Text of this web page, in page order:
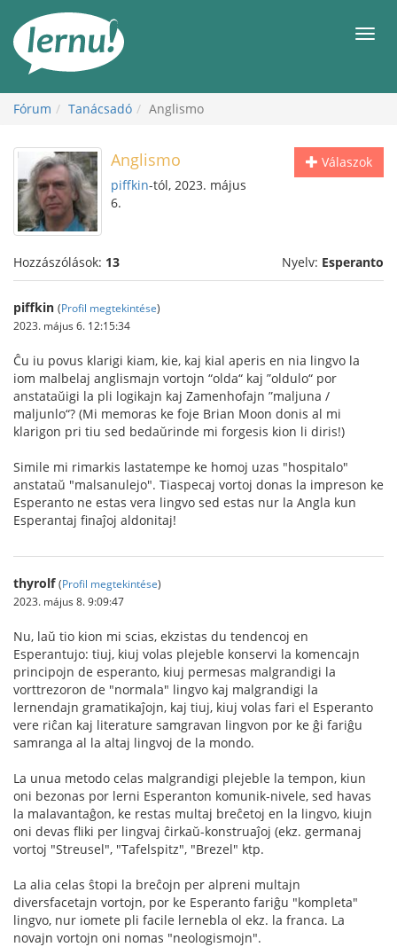
Fórum Tanácsadó Anglismo
Válaszok
Anglismo
piffkin-tól, 2023. május
6.
Hozzászólások: 13 Nyelv: Esperanto
piffkin (Profil megtekintése)
2023. május 6. 12:15:34
Ĉu iu povus klarigi kiam, kie, kaj kial aperis en nia lingvo la
iom malbelaj anglismajn vortojn “olda“ kaj ”oldulo“ por
anstataŭigi la pli logikajn kaj Zamenhofajn ”maljuna /
maljunlo“? (Mi memoras ke foje Brian Moon donis al mi
klarigon pri tiu sed bedaŭrinde mi forgesis kion li diris!)
Simile mi rimarkis lastatempe ke homoj uzas "hospitalo"
anstataŭ "malsanulejo". Tiaspecaj vortoj donas la impreson ke
Esperanto ne estas vera lingvo sed estas nur la Angla kun
Esperantaj finaĵoj aldonitaj!
thyrolf (Profil megtekintése)
2023. május 8. 9:09:47
Nu, laŭ tio kion mi scias, ekzistas du tendencoj en
Esperantujo: tiuj, kiuj volas plejeble konservi la komencajn
principojn de esperanto, kiuj permesas malgrandigi la
vorttrezoron de "normala" lingvo kaj malgrandigi la
lernendajn gramatikaĵojn, kaj tiuj, kiuj volas fari el Esperanto
vere riĉan kaj literature samgravan lingvon por ke ĝi fariĝu
samranga al la altaj lingvoj de la mondo.
La unua metodo celas malgrandigi plejeble la tempon, kiun
oni bezonas por lerni Esperanton komunik-nivele, sed havas
la malavantaĝon, ke restas multaj breĉetoj en la lingvo, kiujn
oni devas fliki per lingvaj ĉirkaŭ-konstruaĵoj (ekz. germanaj
vortoj "Streusel", "Tafelspitz", "Brezel" ktp.
La alia celas ŝtopi la breĉojn per alpreni multajn
diversfacetajn vortojn, por ke Esperanto fariĝu "kompleta"
lingvo, nur iomete pli facile lernebla ol ekz. la franca. La
novajn vortojn oni nomas "neologismojn".